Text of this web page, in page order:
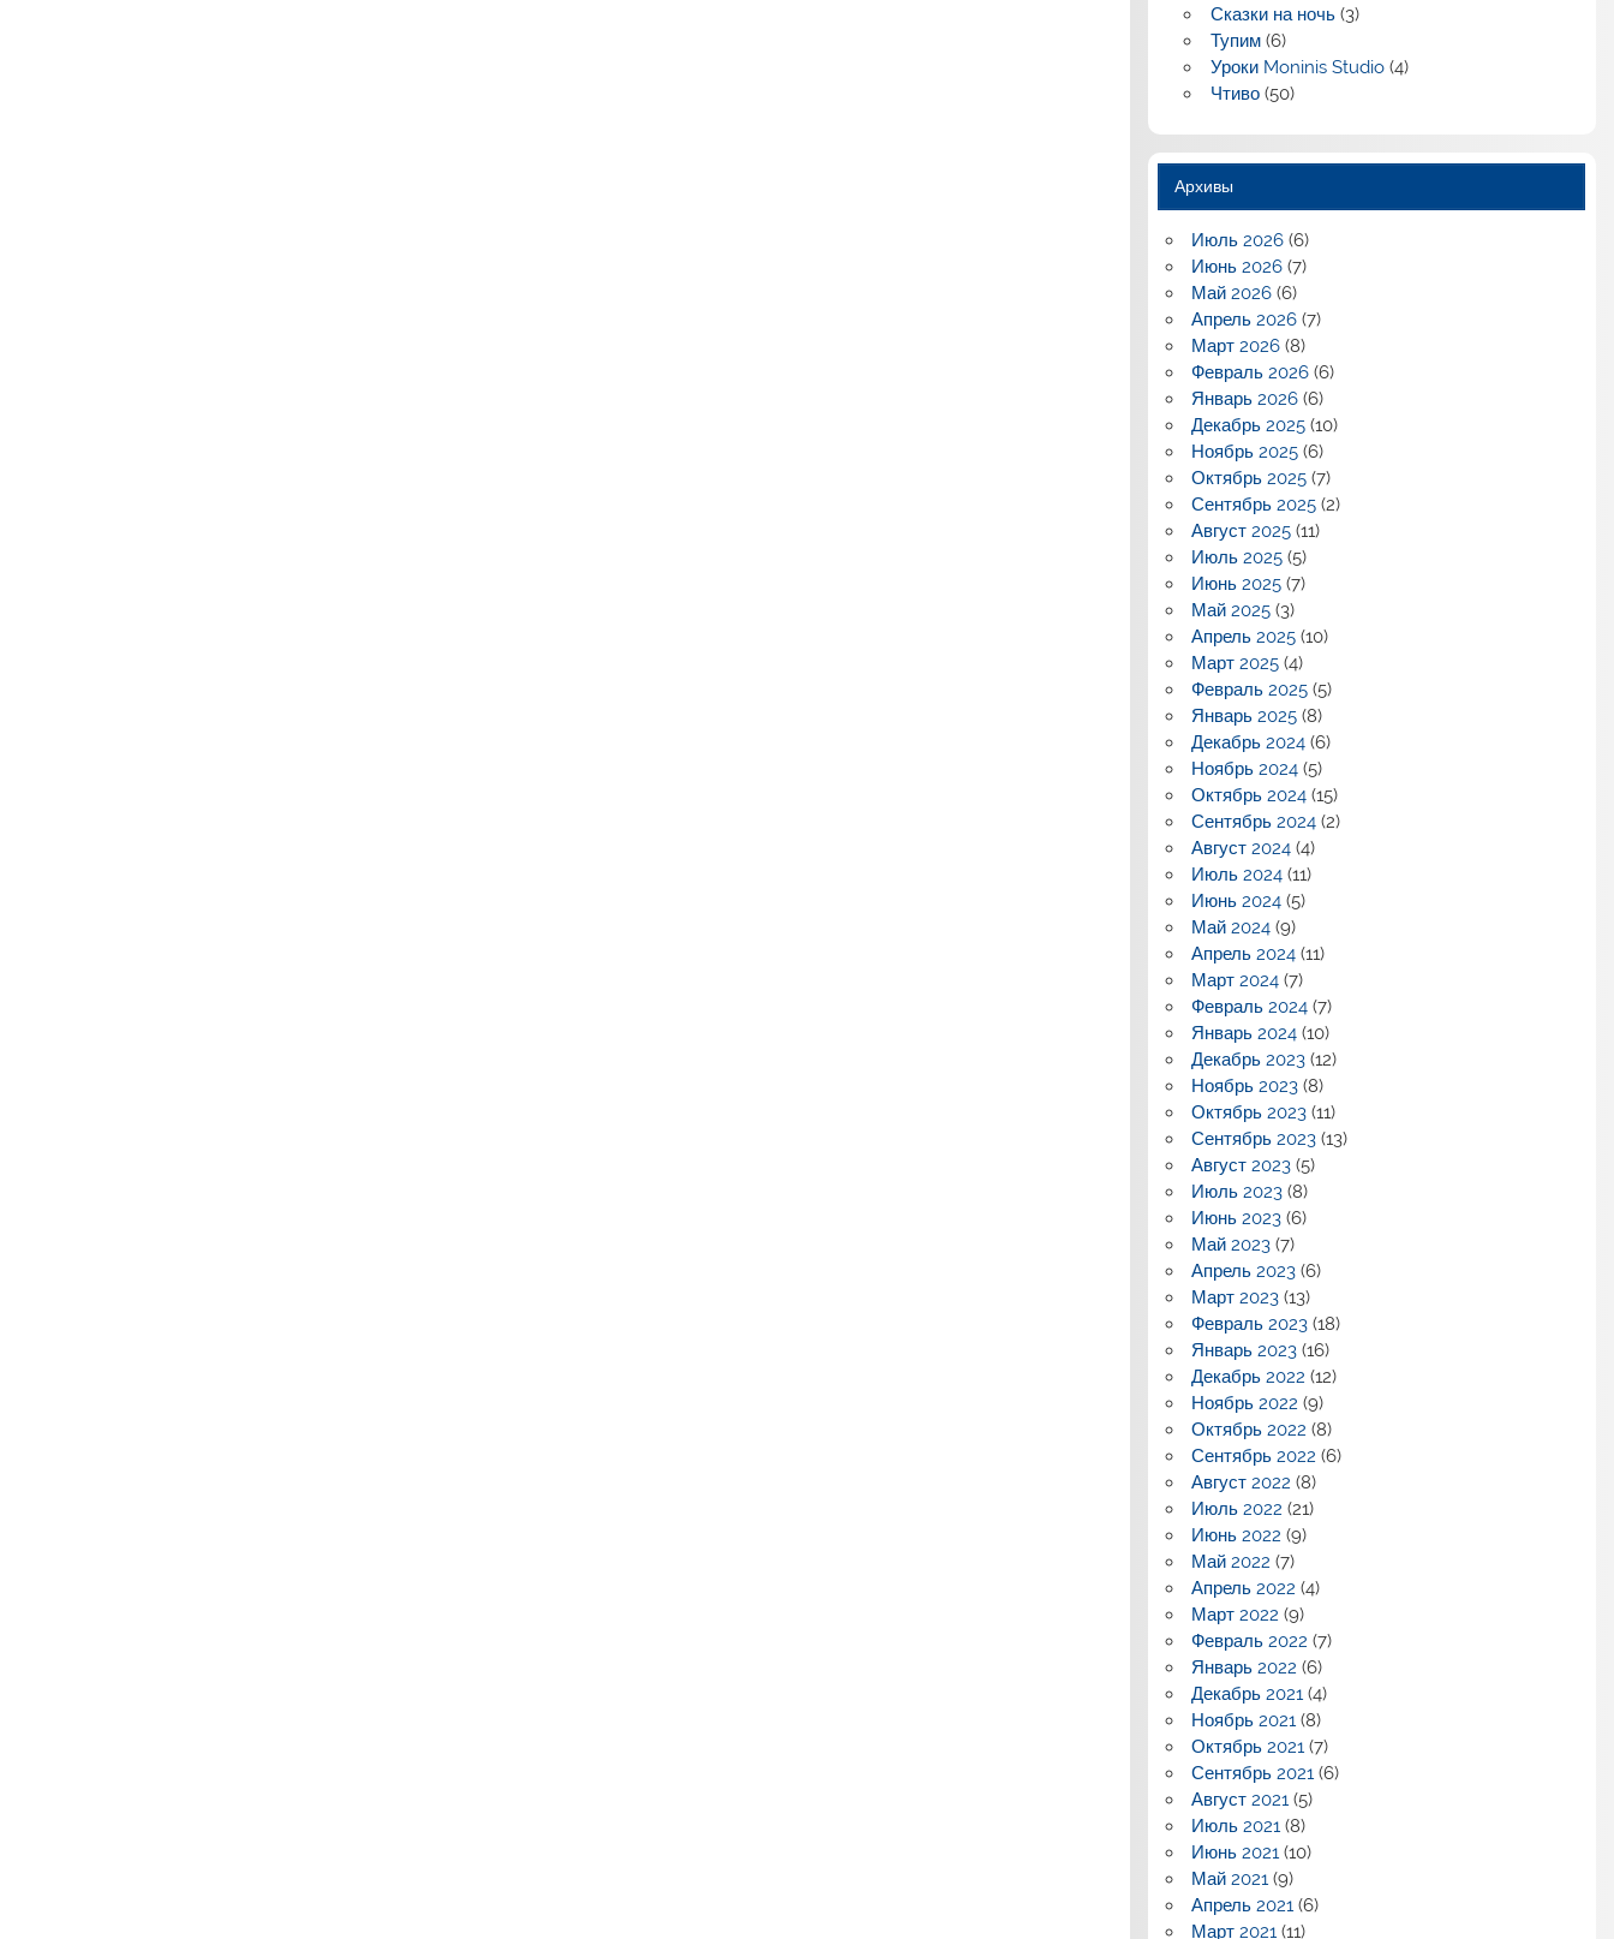
Сказки на ночь(3)
Тупим(6)
Уроки Moninis Studio(4)
Чтиво(50)
Архивы
Июль 2026 (6)
Июнь 2026 (7)
Май 2026 (6)
Апрель 2026 (7)
Март 2026 (8)
Февраль 2026 (6)
Январь 2026 (6)
Декабрь 2025 (10)
Ноябрь 2025 (6)
Октябрь 2025 (7)
Сентябрь 2025 (2)
Август 2025 (11)
Июль 2025 (5)
Июнь 2025 (7)
Май 2025 (3)
Апрель 2025 (10)
Март 2025 (4)
Февраль 2025 (5)
Январь 2025 (8)
Декабрь 2024 (6)
Ноябрь 2024 (5)
Октябрь 2024 (15)
Сентябрь 2024 (2)
Август 2024 (4)
Июль 2024 (11)
Июнь 2024 (5)
Май 2024 (9)
Апрель 2024 (11)
Март 2024 (7)
Февраль 2024 (7)
Январь 2024 (10)
Декабрь 2023 (12)
Ноябрь 2023 (8)
Октябрь 2023 (11)
Сентябрь 2023 (13)
Август 2023 (5)
Июль 2023 (8)
Июнь 2023 (6)
Май 2023 (7)
Апрель 2023 (6)
Март 2023 (13)
Февраль 2023 (18)
Январь 2023 (16)
Декабрь 2022 (12)
Ноябрь 2022 (9)
Октябрь 2022 (8)
Сентябрь 2022 (6)
Август 2022 (8)
Июль 2022 (21)
Июнь 2022 (9)
Май 2022 (7)
Апрель 2022 (4)
Март 2022 (9)
Февраль 2022 (7)
Январь 2022 (6)
Декабрь 2021 (4)
Ноябрь 2021 (8)
Октябрь 2021 (7)
Сентябрь 2021 (6)
Август 2021 (5)
Июль 2021 (8)
Июнь 2021 (10)
Май 2021 (9)
Апрель 2021 (6)
Март 2021 (11)